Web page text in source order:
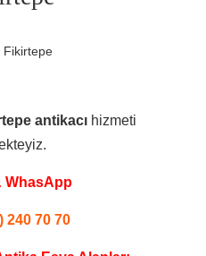
Fikirtepe
antikacı hizmeti
WhasApp
240 70 70